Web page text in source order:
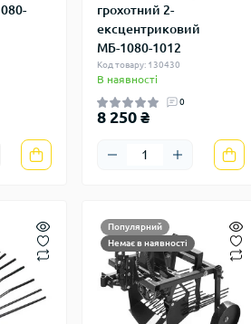
грохотний 2-
ексцентриковий
МБ-1080-1012
Код товару: 130430
В наявності
0
8 250 ₴
Популярний
Немає в наявності